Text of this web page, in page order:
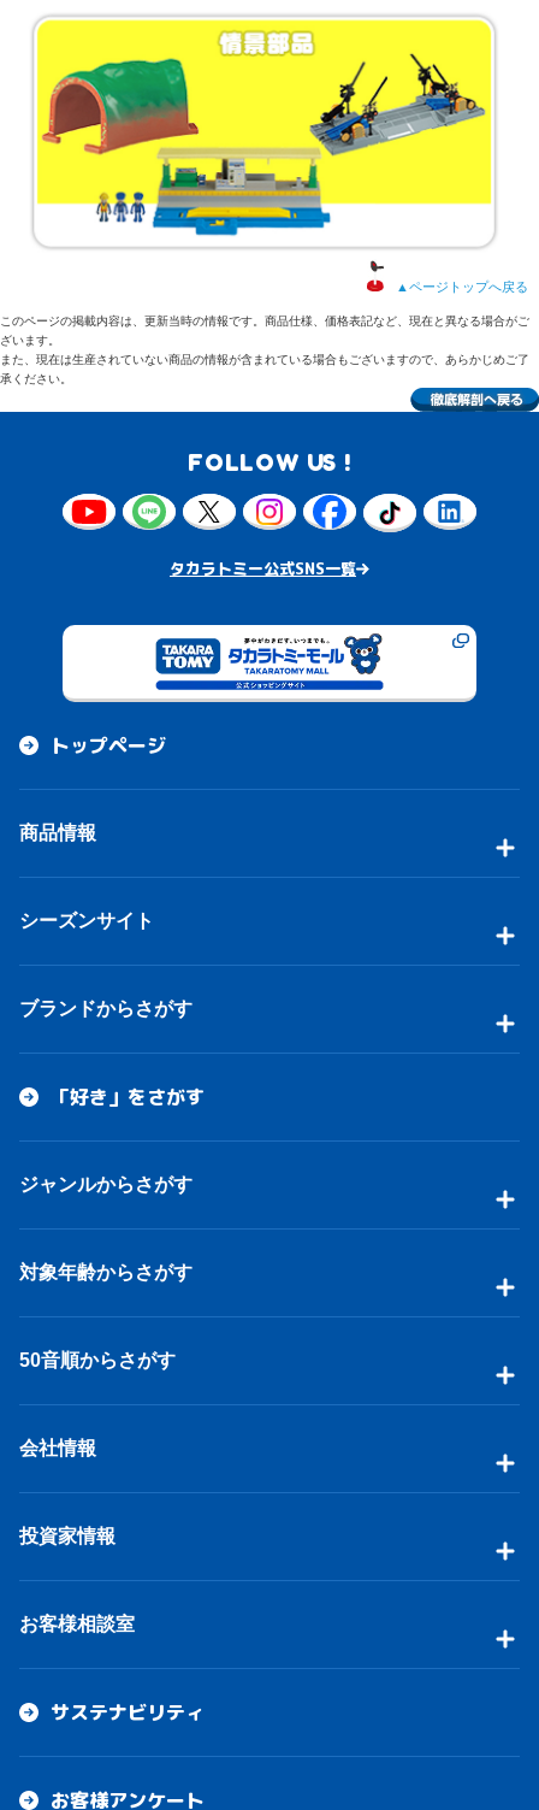
▲ページトップへ戻る
このページの掲載内容は、更新当時の情報です。商品仕様、価格表記など、現在と異なる場合がご
ざいます。
また、現在は生産されていない商品の情報が含まれている場合もございますので、あらかじめご了
承ください。
FOLLOW US !
タカラトミー公式SNS一覧
トップページ
商品情報
シーズンサイト
ブランドからさがす
「好き」をさがす
ジャンルからさがす
対象年齢からさがす
50音順からさがす
会社情報
投資家情報
お客様相談室
サステナビリティ
お客様アンケート